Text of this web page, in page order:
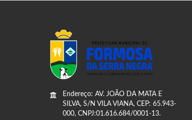
Endereço: AV. JOÃO DA MATA E
SILVA, S/N VILA VIANA, CEP: 65.943-
000, CNPJ:01.616.684/0001-13.